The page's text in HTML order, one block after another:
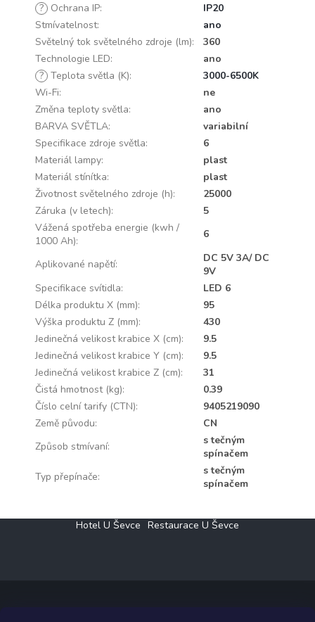
? Ochrana IP:
IP20
Stmívatelnost:
ano
Světelný tok světelného zdroje (lm):
360
Technologie LED:
ano
? Teplota světla (K):
3000-6500K
Wi-Fi:
ne
Změna teploty světla:
ano
BARVA SVĚTLA:
variabilní
Specifikace zdroje světla:
6
Materiál lampy:
plast
Materiál stínítka:
plast
Životnost světelného zdroje (h):
25000
Záruka (v letech):
5
Vážená spotřeba energie (kwh /
1000 Ah):
6
Aplikované napětí:
DC 5V 3A/ DC
9V
Specifikace svítidla:
LED 6
Délka produktu X (mm):
95
Výška produktu Z (mm):
430
Jedinečná velikost krabice X (cm):
9.5
Jedinečná velikost krabice Y (cm):
9.5
Jedinečná velikost krabice Z (cm):
31
Čistá hmotnost (kg):
0.39
Číslo celní tarify (CTN):
9405219090
Země původu:
CN
Způsob stmívaní:
s tečným
spínačem
Typ přepínače:
s tečným
spínačem
Hotel U Ševce Restaurace U Ševce